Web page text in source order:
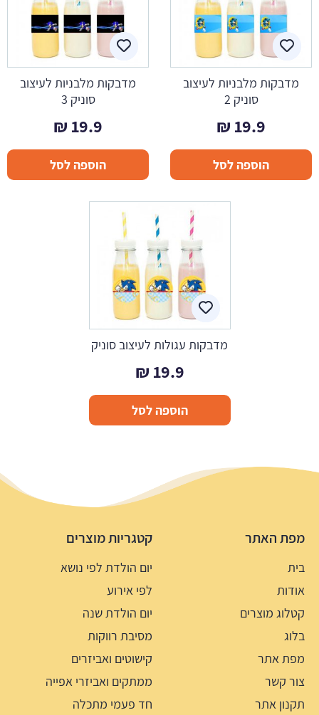
מדבקות מלבניות לעיצוב
סוניק 2
19.9
₪
הוספה לסל
מדבקות מלבניות לעיצוב
סוניק 3
19.9
₪
הוספה לסל
מדבקות עגולות לעיצוב סוניק
19.9
₪
הוספה לסל
מפת האתר
בית
אודות
קטלוג מוצרים
בלוג
מפת אתר
צור קשר
תקנון אתר
קטגריות מוצרים
יום הולדת לפי נושא
לפי אירוע
יום הולדת שנה
מסיבת רווקות
קישוטים ואביזרים
ממתקים ואביזרי אפייה
חד פעמי מתכלה